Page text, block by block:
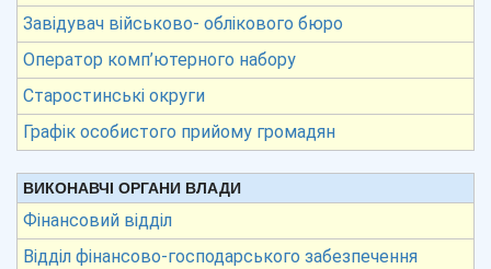
Завідувач військово- облікового бюро
Оператор комп’ютерного набору
Старостинські округи
Графік особистого прийому громадян
ВИКОНАВЧІ ОРГАНИ ВЛАДИ
Фінансовий відділ
Відділ фінансово-господарського забезпечення